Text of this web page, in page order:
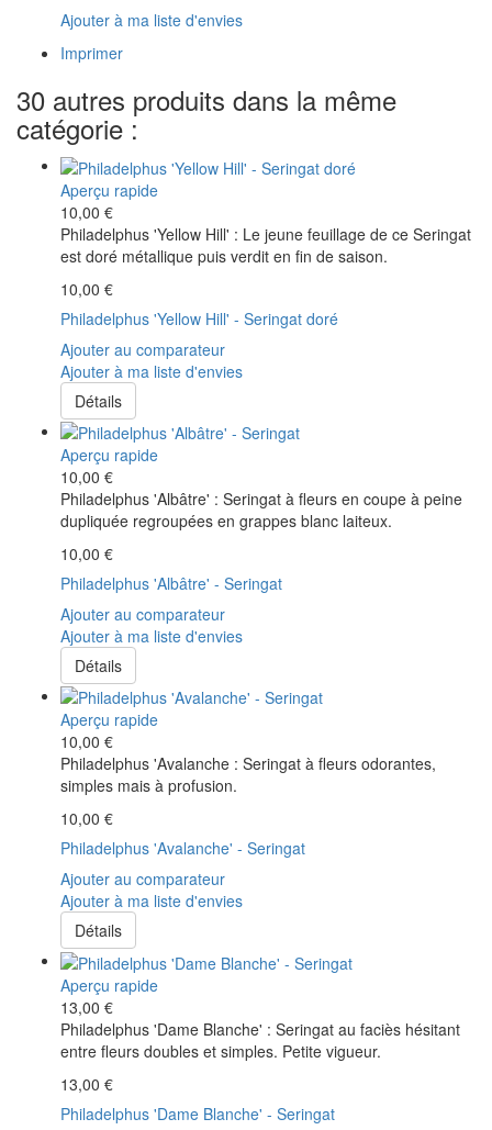
Ajouter à ma liste d'envies
Imprimer
30 autres produits dans la même
catégorie :
Aperçu rapide
10,00 €
Philadelphus 'Yellow Hill' : Le jeune feuillage de ce Seringat
est doré métallique puis verdit en fin de saison.
10,00 €
Philadelphus 'Yellow Hill' - Seringat doré
Ajouter au comparateur
Ajouter à ma liste d'envies
Détails
Aperçu rapide
10,00 €
Philadelphus 'Albâtre' : Seringat à fleurs en coupe à peine
dupliquée regroupées en grappes blanc laiteux.
10,00 €
Philadelphus 'Albâtre' - Seringat
Ajouter au comparateur
Ajouter à ma liste d'envies
Détails
Aperçu rapide
10,00 €
Philadelphus 'Avalanche : Seringat à fleurs odorantes,
simples mais à profusion.
10,00 €
Philadelphus 'Avalanche' - Seringat
Ajouter au comparateur
Ajouter à ma liste d'envies
Détails
Aperçu rapide
13,00 €
Philadelphus 'Dame Blanche' : Seringat au faciès hésitant
entre fleurs doubles et simples. Petite vigueur.
13,00 €
Philadelphus 'Dame Blanche' - Seringat